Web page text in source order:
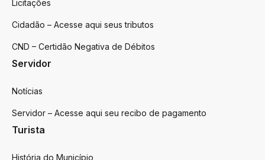
Licitações
Cidadão – Acesse aqui seus tributos
CND – Certidão Negativa de Débitos
Servidor
Notícias
Servidor – Acesse aqui seu recibo de pagamento
Turista
História do Município